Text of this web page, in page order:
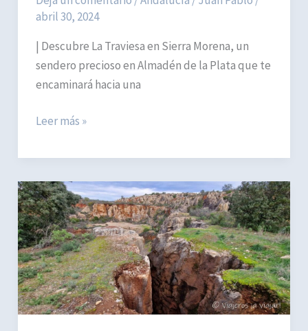
abril 30, 2024
| Descubre La Traviesa en Sierra Morena, un
sendero precioso en Almadén de la Plata que te
encaminará hacia una
Sendero
Traviesa
|
Sierra
Morena
de
Sevilla
Leer más »